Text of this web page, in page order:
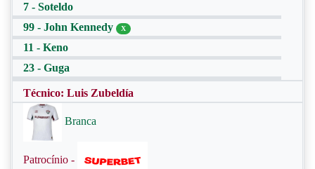
7 - Soteldo
99 - John Kennedy
X
11 - Keno
23 - Guga
Técnico: Luis Zubeldía
Branca
Patrocínio -